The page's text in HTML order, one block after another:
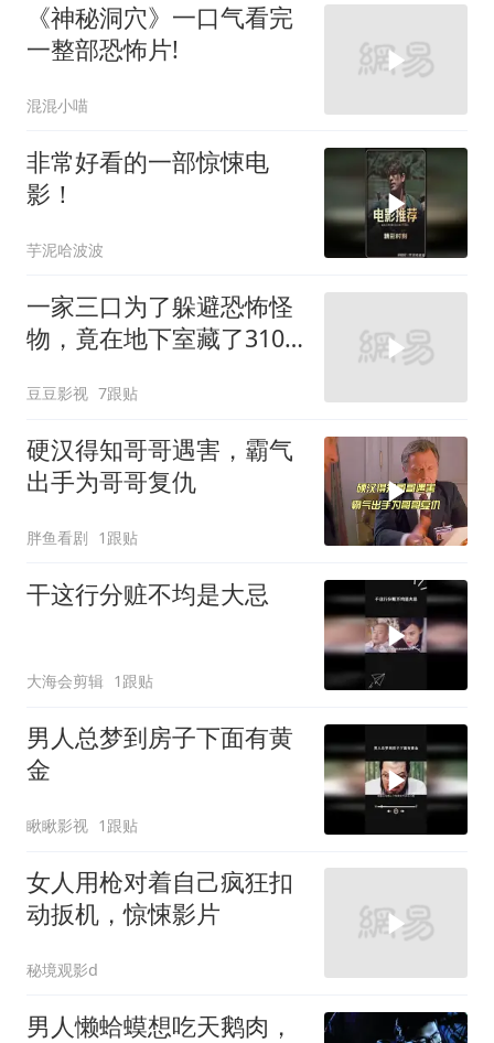
《神秘洞穴》一口气看完
一整部恐怖片!
混混小喵
非常好看的一部惊悚电
影！
芋泥哈波波
一家三口为了躲避恐怖怪
物，竟在地下室藏了310
豆豆影视 7跟贴
硬汉得知哥哥遇害，霸气
出手为哥哥复仇
胖鱼看剧 1跟贴
干这行分赃不均是大忌
大海会剪辑 1跟贴
男人总梦到房子下面有黄
金
瞅瞅影视 1跟贴
女人用枪对着自己疯狂扣
动扳机，惊悚影片
秘境观影d
男人懒蛤蟆想吃天鹅肉，